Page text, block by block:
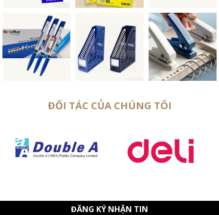
ĐỐI TÁC CỦA CHÚNG TÔI
ĐĂNG KÝ NHẬN TIN